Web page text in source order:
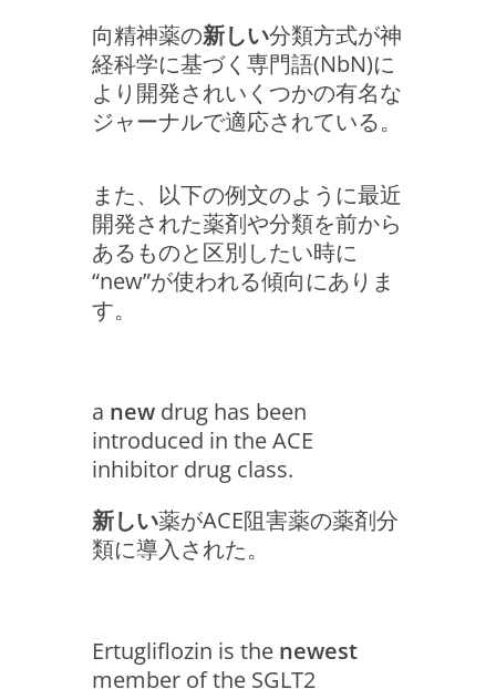
向精神薬の新しい分類方式が神
経科学に基づく専門語(NbN)に
より開発されいくつかの有名な
ジャーナルで適応されている。
また、以下の例文のように最近
開発された薬剤や分類を前から
あるものと区別したい時に
“new”が使われる傾向にありま
す。
a newdrug has been
introduced in the ACE
inhibitor drug class.
新しい薬がACE阻害薬の薬剤分
類に導入された。
Ertugliflozin is the newest
member of the SGLT2